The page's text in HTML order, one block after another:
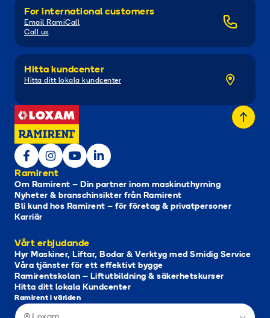
For international customers
Email RamiCall
Call us
Hitta kundcenter
Hitta ditt lokala kundcenter
Ramirent
Om Ramirent – Din partner inom maskinuthyrning
Nyheter & branschinsikter från Ramirent
Bli kund hos Ramirent – för företag & privatpersoner
Karriär
Vårt erbjudande
Hyr Maskiner, Liftar, Bodar & Verktyg med Smidig Service
Våra tjänster för ett effektivt bygge
Ramirentskolan – Liftutbildning & säkerhetskurser
Hitta ditt lokala Kundcenter
Ramirent i världen